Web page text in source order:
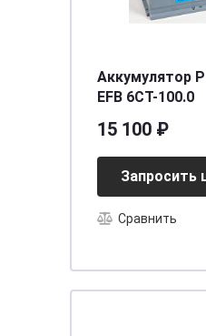
Аккумулятор
EFB 6СТ-100.0
15 100 ₽
Запросить
Сравнить